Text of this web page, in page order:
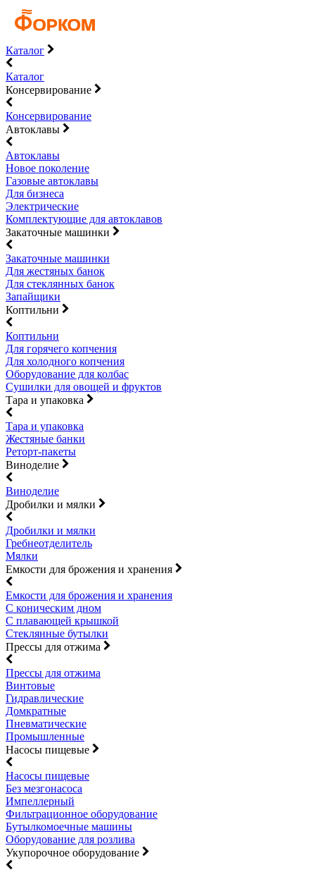
Каталог
Каталог
Консервирование
Консервирование
Автоклавы
Автоклавы
Новое поколение
Газовые автоклавы
Для бизнеса
Электрические
Комплектующие для автоклавов
Закаточные машинки
Закаточные машинки
Для жестяных банок
Для стеклянных банок
Запайщики
Коптильни
Коптильни
Для горячего копчения
Для холодного копчения
Оборудование для колбас
Сушилки для овощей и фруктов
Тара и упаковка
Тара и упаковка
Жестяные банки
Реторт-пакеты
Виноделие
Виноделие
Дробилки и мялки
Дробилки и мялки
Гребнеотделитель
Мялки
Емкости для брожения и хранения
Емкости для брожения и хранения
С коническим дном
С плавающей крышкой
Стеклянные бутылки
Прессы для отжима
Прессы для отжима
Винтовые
Гидравлические
Домкратные
Пневматические
Промышленные
Насосы пищевые
Насосы пищевые
Без мезгонасоса
Импеллерный
Фильтрационное оборудование
Бутылкомоечные машины
Оборудование для розлива
Укупорочное оборудование